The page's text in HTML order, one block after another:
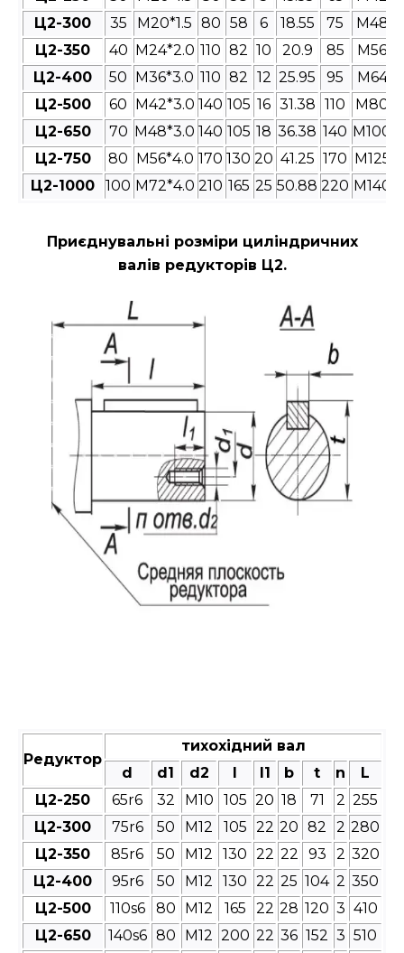
Ц2-300
35 M20*1.5 80 58 6 18.55 75
Ц2-350
40 M24*2.0 110 82 10 20.9 85
Ц2-400
50 M36*3.0 110 82 12 25.95 95
Ц2-500
60 M42*3.0 140 105 16 31.38 110
Ц2-650
70 M48*3.0 140 105 18 36.38 140
Ц2-750
80 M56*4.0 170 130 20 41.25 170
Ц2-1000
100 M72*4.0 210 165 25 50.88 220
Приєднувальні розміри циліндричних
валів редукторів Ц2.
Редуктор
тихохідний вал
d
d1 d2 l1 b t n
L
Ц2-250
65r6 32 М10 105 20 18 71 2 255
Ц2-300
75r6 50 М12 105 22 20 82 2 280
Ц2-350
85r6 50 М12 130 22 22 93 2 320
Ц2-400
95r6 50 М12 130 22 25 104 2 350
Ц2-500
110s6 80 М12 165 22 28 120 3 410
Ц2-650
140s6 80 М12 200 22 36 152 3 510